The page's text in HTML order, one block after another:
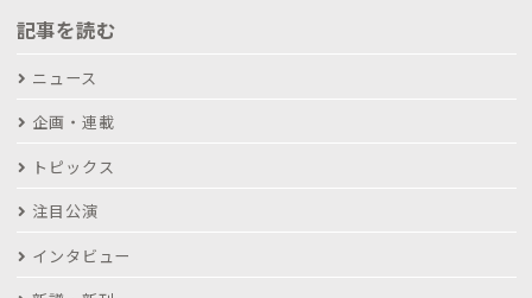
記事を読む
ニュース
企画・連載
トピックス
注目公演
インタビュー